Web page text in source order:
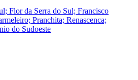
Flor da Serra do Sul; Francisco
Pranchita; Renascenca;
do Sudoeste